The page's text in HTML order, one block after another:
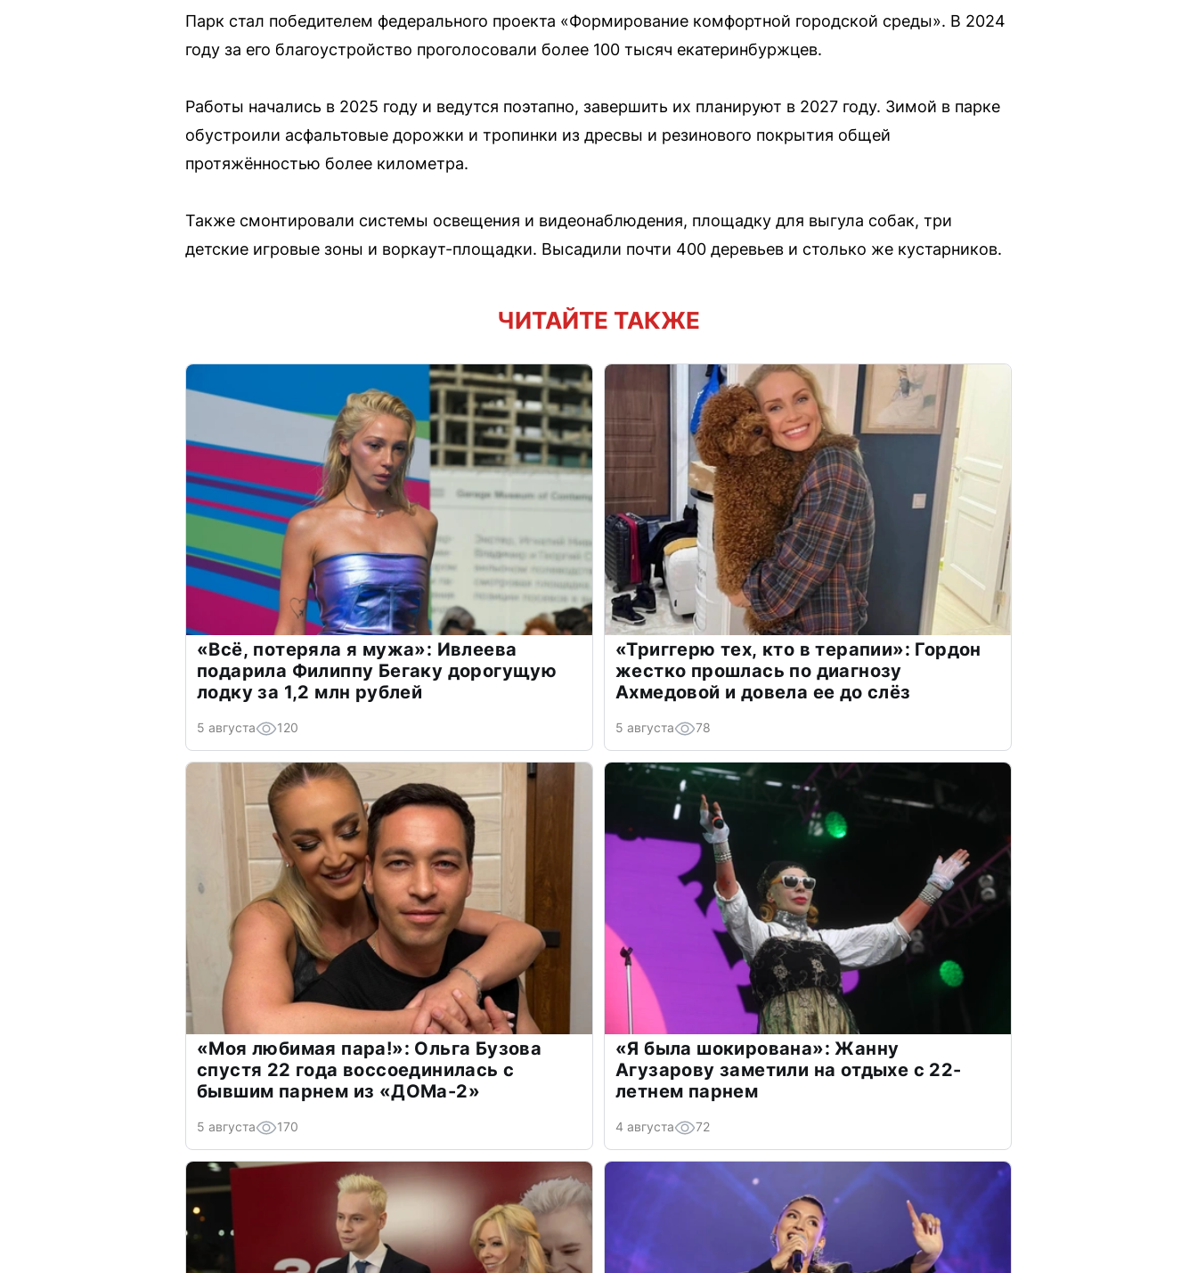
Парк стал победителем федерального проекта «Формирование комфортной городской среды». В 2024
году за его благоустройство проголосовали более 100 тысяч екатеринбуржцев.
Работы начались в 2025 году и ведутся поэтапно, завершить их планируют в 2027 году. Зимой в парке
обустроили асфальтовые дорожки и тропинки из дресвы и резинового покрытия общей
протяжённостью более километра.
Также смонтировали системы освещения и видеонаблюдения, площадку для выгула собак, три
детские игровые зоны и воркаут-площадки. Высадили почти 400 деревьев и столько же кустарников.
ЧИТАЙТЕ ТАКЖЕ
«Всё, потеряла я мужа»: Ивлеева
подарила Филиппу Бегаку дорогущую
лодку за 1,2 млн рублей
5 августа 120
«Триггерю тех, кто в терапии»: Гордон
жестко прошлась по диагнозу
Ахмедовой и довела ее до слёз
5 августа 78
«Моя любимая пара!»: Ольга Бузова
спустя 22 года воссоединилась с
бывшим парнем из «ДОМа-2»
5 августа 170
«Я была шокирована»: Жанну
Агузарову заметили на отдыхе с 22-
летнем парнем
4 августа 72